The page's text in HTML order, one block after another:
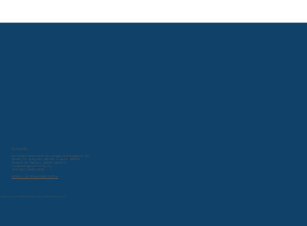
© 2024 por Sociedad Mexicana de Cirugía Neurológica A.C.
Contacto:
Sociedad Mexicana de Cirugía Neurológica A.C.
Miami 47, Nápoles, Benito Juárez, 03810
Ciudad de México, CDMX, Mexico
contacto@smcn.org.mx
+52 (55) 5543 0013
Política de Privacidad Online